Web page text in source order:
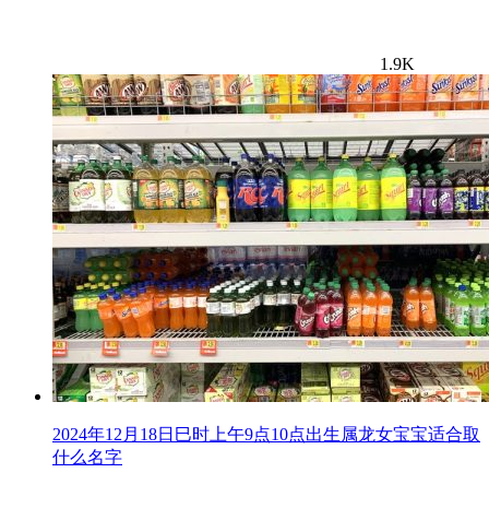
1.9K
2024年12月18日巳时上午9点10点出生属龙女宝宝适合取
什么名字